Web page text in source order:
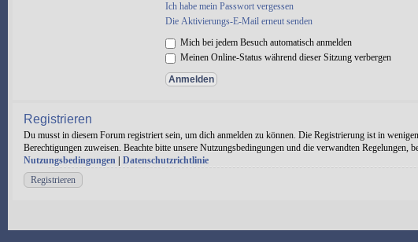
Ich habe mein Passwort vergessen
Die Aktivierungs-E-Mail erneut senden
Mich bei jedem Besuch automatisch anmelden
Meinen Online-Status während dieser Sitzung verbergen
Registrieren
Du musst in diesem Forum registriert sein, um dich anmelden zu können. Die Registrierung ist in
Berechtigungen zuweisen. Beachte bitte unsere Nutzungsbedingungen und die verwandten
Nutzungsbedingungen
Datenschutzrichtlinie
Registrieren